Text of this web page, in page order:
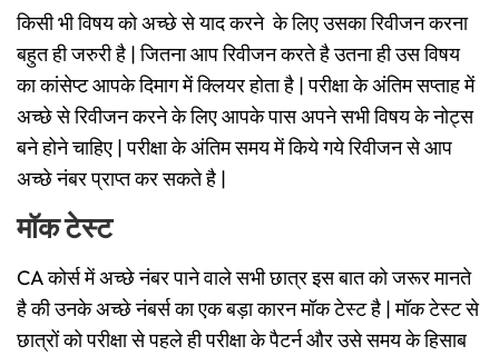
किसी भी विषय को अच्छे से याद करने के लिए उसका रिवीजन करना
बहुत ही जरुरी है | जितना आप रिवीजन करते है उतना ही उस विषय
का कांसेप्ट आपके दिमाग में क्लियर होता है | परीक्षा के अंतिम सप्ताह में
अच्छे से रिवीजन करने के लिए आपके पास अपने सभी विषय के नोट्स
बने होने चाहिए | परीक्षा के अंतिम समय में किये गये रिवीजन से आप
अच्छे नंबर प्राप्त कर सकते है |
मॉक टेस्ट
CA कोर्स में अच्छे नंबर पाने वाले सभी छात्र इस बात को जरूर मानते
है की उनके अच्छे नंबर्स का एक बड़ा कारन मॉक टेस्ट है | मॉक टेस्ट से
छात्रों को परीक्षा से पहले ही परीक्षा के पैटर्न और उसे समय के हिसाब